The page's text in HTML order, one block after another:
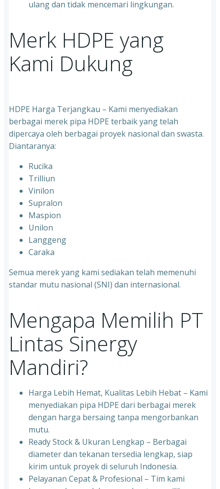
ulang dan tidak mencemari lingkungan.
Merk HDPE yang
Kami Dukung
HDPE Harga Terjangkau – Kami menyediakan
berbagai merek pipa HDPE terbaik yang telah
dipercaya oleh berbagai proyek nasional dan swasta.
Diantaranya:
Rucika
Trilliun
Vinilon
Supralon
Maspion
Unilon
Langgeng
Caraka
Semua merek yang kami sediakan telah memenuhi
standar mutu nasional (SNI) dan internasional.
Mengapa Memilih PT
Lintas Sinergy
Mandiri?
Harga Lebih Hemat, Kualitas Lebih Hebat – Kami
menyediakan pipa HDPE dari berbagai merek
dengan harga bersaing tanpa mengorbankan
mutu.
Ready Stock & Ukuran Lengkap – Berbagai
diameter dan tekanan tersedia lengkap, siap
kirim untuk proyek di seluruh Indonesia.
Pelayanan Cepat & Profesional – Tim kami